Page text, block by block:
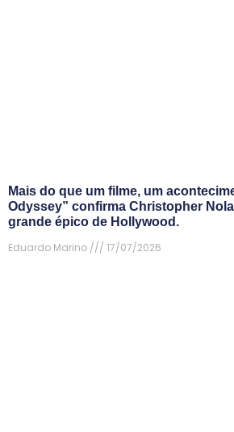
Mais do que um filme, um
Odyssey” confirma Christopher
grande épico de Hollywood.
Eduardo Marino
17/07/2026